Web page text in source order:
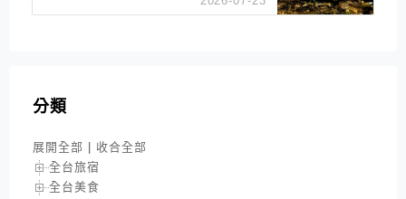
分類
展開全部
收合全部
全台旅宿
全台美食